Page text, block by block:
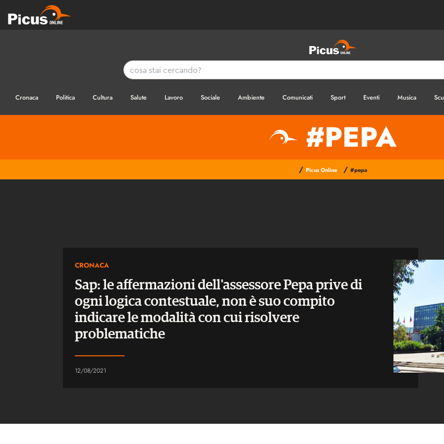
Cronaca Politica Cultura Salute Lavoro Sociale Ambiente Comunicati Sport Eventi Musica
#PEPA
/ Picus Online / #pepa
CRONACA
Sap: le affermazioni dell'assessore Pepa prive di
ogni logica contestuale, non è suo compito
indicare le modalità con cui risolvere
problematiche
12/08/2021